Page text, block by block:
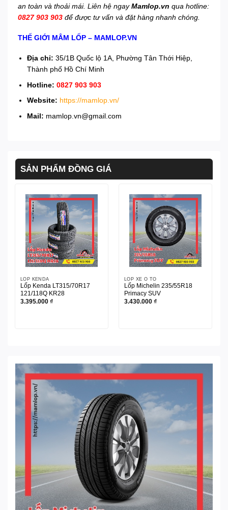
an toàn và thoải mái. Liên hệ ngayMamlop.vn qua hotline:
0827 903 903 để được tư vấn và đặt hàng nhanh chóng.
THẾ GIỚI MÂM LỐP – MAMLOP.VN
Địa chỉ:35/1B Quốc lộ 1A, Phường Tân Thới Hiệp,
Thành phố Hồ Chí Minh
Hotline:0827 903 903
Website: https://mamlop.vn/
Mail: mamlop.vn@gmail.com
SẢN PHẨM ĐỒNG GIÁ
LỐP KENDA
Lốp Kenda LT315/70R17
121/118Q KR28
3.395.000 ₫
LỐP XE Ô TÔ
Lốp Michelin 235/55R18
Primacy SUV
3.430.000 ₫